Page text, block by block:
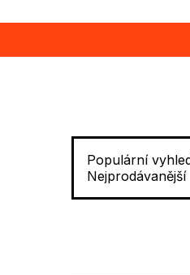
Populární
Nejprodávanější